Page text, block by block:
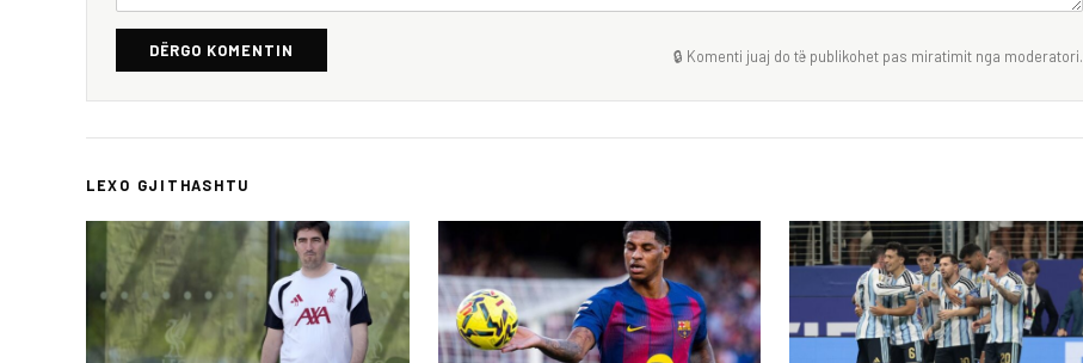
DËRGO KOMENTIN 🔒 Komenti juaj do të publikohet pas miratimit nga moderatori.
LEXO GJITHASHTU